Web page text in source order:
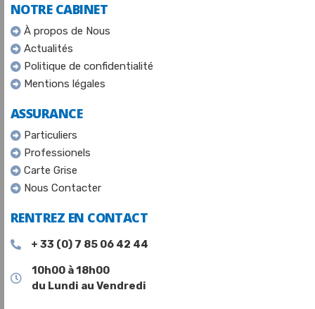
NOTRE CABINET
À propos de Nous
Actualités
Politique de confidentialité
Mentions légales
ASSURANCE
Particuliers
Professionels
Carte Grise
Nous Contacter
RENTREZ EN CONTACT
+ 33 (0) 7 85 06 42 44
10h00 à 18h00
du Lundi au Vendredi